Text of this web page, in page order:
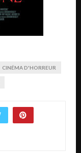
CINÉMA D'HORREUR